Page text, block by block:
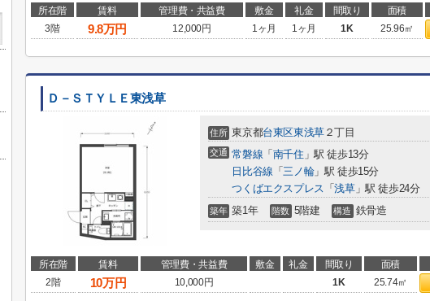
所在階 賃料 管理費・共益費 敷金 礼金 間取り 面積
3階
9.8万円 12,000円 1ヶ月 1ヶ月 1K 25.96㎡
Ｄ－ＳＴＹＬＥ東浅草
住所 東京都台東区東浅草２丁目
交通 常磐線 「 南千住 」駅 徒歩13分
日比谷線 「三ノ輪」駅 徒歩15分
つくばエクスプレス 「浅草」駅 徒歩24分
築年 築1年 階数 5階建 構造 鉄骨造
所在階 賃料 管理費・共益費 敷金 礼金 間取り 面積
2階
10万円 10,000円 1K 25.74㎡